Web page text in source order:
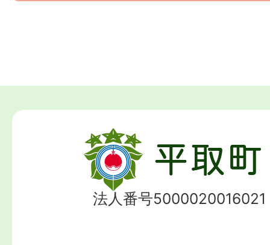
法人番号5000020016021